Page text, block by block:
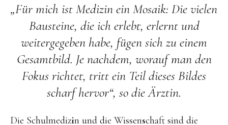
„Für mich ist Medizin ein Mosaik: Die vielen
Bausteine, die ich erlebt, erlernt und
weitergegeben habe, fügen sich zu einem
Gesamtbild. Je nachdem, worauf man den
Fokus richtet, tritt ein Teil dieses Bildes
scharf hervor“, so die Ärztin.
Die Schulmedizin und die Wissenschaft sind die